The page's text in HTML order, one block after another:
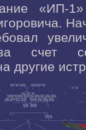
«ИП-
счет
другие